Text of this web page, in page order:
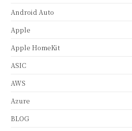
Android Auto
Apple
Apple HomeKit
ASIC
AWS
Azure
BLOG